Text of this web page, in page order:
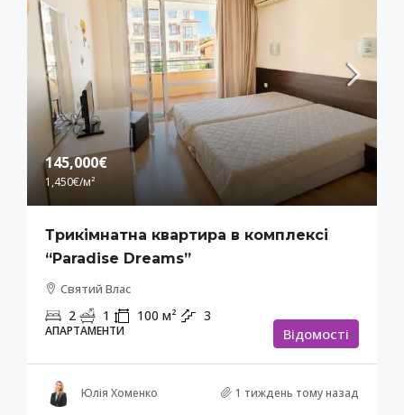
145,000€
1,450€/м²
Трикімнатна квартира в комплексі
“Paradise Dreams”
Святий Влас
2 1 100 м² 3
АПАРТАМЕНТИ Відомості
Юлія Хоменко 1 тиждень тому назад